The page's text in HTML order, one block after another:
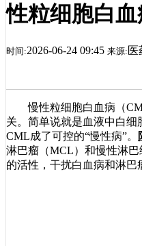
性粒细胞白
时间:2026-06-24 09:45 来源: 医
慢性粒细胞白血病（CML
关。简单说就是血液中白
CML成了可控的“慢性病”。
淋巴瘤（MCL）和慢性淋
的活性，干扰白血病和淋巴